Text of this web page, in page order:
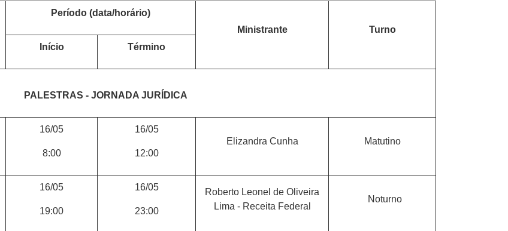
Período (data/horário)
Ministrante
Turno
Início
Término
PALESTRAS - JORNADA JURÍDICA
16/05
8:00
16/05
12:00
Elizandra Cunha Matutino
16/05
19:00
16/05
23:00
Roberto Leonel de Oliveira
Lima - Receita Federal
Noturno